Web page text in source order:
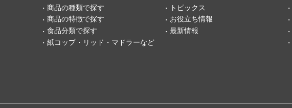
商品の種類で探す
商品の特徴で探す
食品分類で探す
紙コップ・リッド・マドラーなど
トピックス
お役立ち情報
最新情報